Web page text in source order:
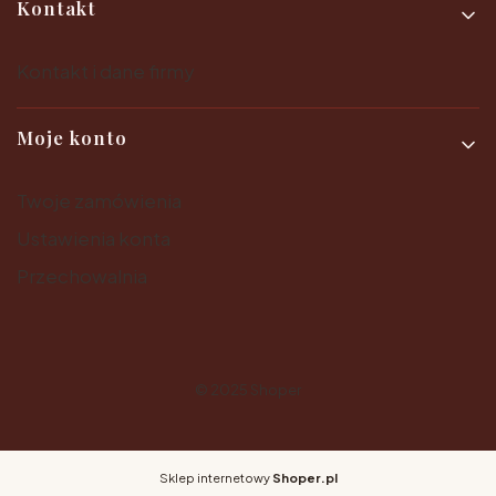
Kontakt
Moje konto
Sklep internetowy Shoper.pl